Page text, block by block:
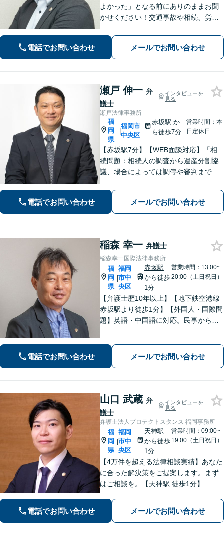
よかった」となる前にありのままお聞
かせください！交通事故や相続、労
寄り添い、納得して次の一歩を踏み出
せるよう全力でサポートします【夜
間・休日相談可】【電話・WEB面談
可】
電話でお問い合わせ メールでお問い合わせ
瀬戸 伸一 弁
護士
インタビューを
見る
瀬戸法律事務所
福
岡
県
|
福岡市
中央区
赤坂駅 か
ら徒歩7分
営業時間：本
日定休日
【赤坂駅7分】【WEB面談対応】「相
続問題：相続人の調査から遺産分割協
議、場合によっては調停や審判まで、
す」「インターネット：掲示板やSN
S、ブログでの誹謗中傷に対する削除請
求・発信者情報開示請求に豊富な経験
あり」
電話でお問い合わせ メールでお問い合わせ
稲森 幸一 弁護士
稲森幸一国際法律事務所
福
岡
県
|
福岡
市中
央区
赤坂駅
から徒歩
1分
営業時間：13:00~
20:00（土日祝日）
【弁護士歴10年以上】【地下鉄空港線
赤坂駅より徒歩1分】【外国人・国際問
題】英語・中国語に対応。民事から刑
認定など実績多数【税務訴訟】税務調
査や審査請求、国際税務も対応可能
電話でお問い合わせ メールでお問い合わせ
山口 武蔵 弁
護士
インタビューを
見る
弁護士法人プロテクトスタンス 福岡事務所
福
岡
県
|
福岡
市中
央区
天神駅
から徒歩
1分
営業時間：09:00~
19:00（土日祝日）
【4万件を超える法律相談実績】あなた
に合った解決策をご提案します。まず
はご相談を。【天神駅 徒歩1分】
電話でお問い合わせ メールでお問い合わせ